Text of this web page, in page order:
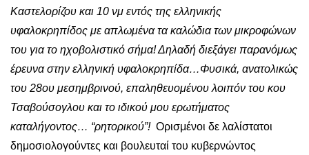
Καστελορίζου και 10 νμ εντός της ελληνικής
υφαλοκρηπίδος με απλωμένα τα καλώδια των μικροφώνων
του για το ηχοβολιστικό σήμα! Δηλαδή διεξάγει παρανόμως
έρευνα στην ελληνική υφαλοκρηπίδα…Φυσικά, ανατολικώς
του 28ου μεσημβρινού, επαληθευομένου λοιπόν του κου
Τσαβούσογλου και το ιδικού μου ερωτήματος
καταλήγοντος… “ρητορικού”! Ορισμένοι δε λαλίστατοι
δημοσιολογούντες και βουλευταί του κυβερνώντος